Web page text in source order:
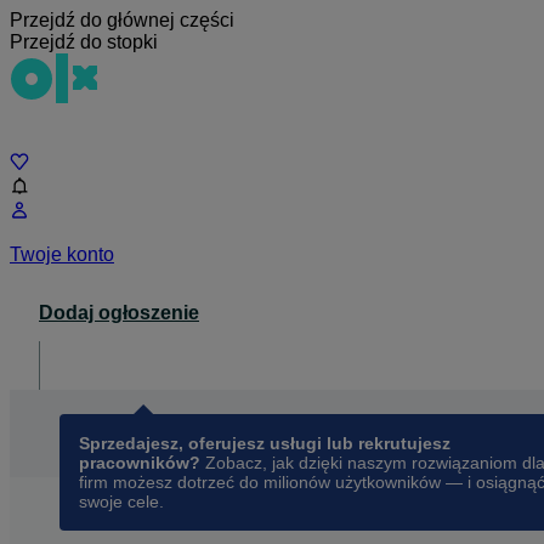
Przejdź do głównej części
Przejdź do stopki
Twoje konto
Dodaj ogłoszenie
Sprzedajesz, oferujesz usługi lub rekrutujesz
pracowników? Zobacz, jak dzięki naszym rozwiązaniom dla
firm możesz dotrzeć do milionów użytkowników — i osiągnąć
swoje cele.